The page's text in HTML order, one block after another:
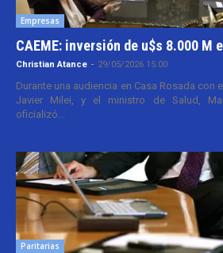
Empresas
CAEME: inversión de u$s 8.000 M
Christian Atance - 29/05/2026 15:00
Durante una audiencia en Casa Rosada con
Javier Milei, y el ministro de Salud,
oficializó...
Paritarias